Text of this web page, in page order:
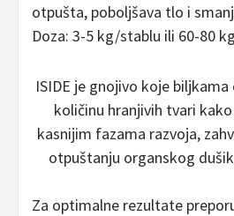
otpušta, poboljšava tlo i
Doza: 3-5 kg/stablu ili 60-80
ISIDE je gnojivo koje
količinu hranjivih tvari
kasnijim fazama razvoja,
otpuštanju organskog
Za optimalne rezultate